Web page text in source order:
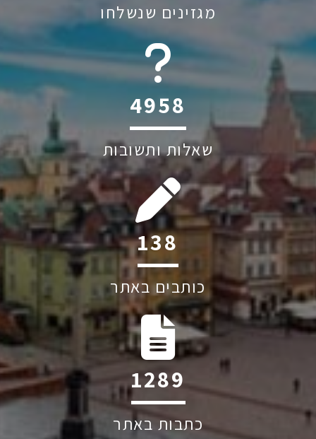
מגזינים שנשלחו
6045
שאלות ותשובות
193
כותבים באתר
1798
כתבות באתר